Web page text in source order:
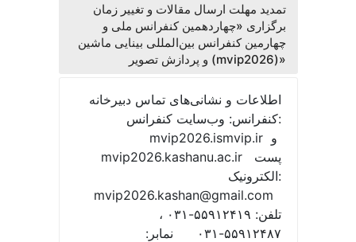
تمدید مهلت ارسال مقالات و تغییر زمان
برگزاری «چهاردهمین کنفرانس ملی و
چهارمین کنفرانس بین‌المللی بینایی ماشین
و پردازش تصویر (mvip2026)»
اطلاعات و نشانی‌های تماس دبیرخانه
کنفرانس: وب‌سایت کنفرانس:
mvip2026.ismvip.ir و
mvip2026.kashanu.ac.ir پست
الکترونیک:
mvip2026.kashan@gmail.com
تلفن: ۵۵۹۱۲۴۱۹-۰۳۱ ،
۵۵۹۱۲۴۸۷-۰۳۱ نمابر: